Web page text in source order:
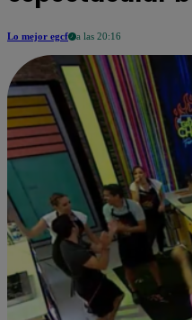
Lo mejor egcf a las 20:16